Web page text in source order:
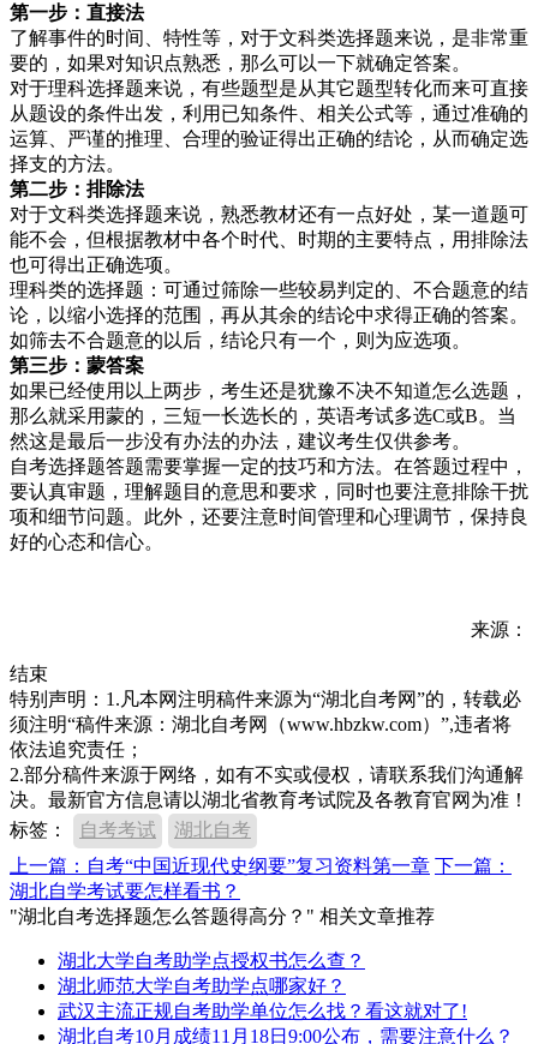
第一步：直接法
了解事件的时间、特性等，对于文科类选择题来说，是非常重
要的，如果对知识点熟悉，那么可以一下就确定答案。
对于理科选择题来说，有些题型是从其它题型转化而来可直接
从题设的条件出发，利用已知条件、相关公式等，通过准确的
运算、严谨的推理、合理的验证得出正确的结论，从而确定选
择支的方法。
第二步：排除法
对于文科类选择题来说，熟悉教材还有一点好处，某一道题可
能不会，但根据教材中各个时代、时期的主要特点，用排除法
也可得出正确选项。
理科类的选择题：可通过筛除一些较易判定的、不合题意的结
论，以缩小选择的范围，再从其余的结论中求得正确的答案。
如筛去不合题意的以后，结论只有一个，则为应选项。
第三步： 蒙答案
如果已经使用以上两步，考生还是犹豫不决不知道怎么选题，
那么就采用蒙的，三短一长选长的，英语考试多选C或B。当
然这是最后一步没有办法的办法，建议考生仅供参考。
自考选择题答题需要掌握一定的技巧和方法。在答题过程中，
要认真审题，理解题目的意思和要求，同时也要注意排除干扰
项和细节问题。此外，还要注意时间管理和心理调节，保持良
好的心态和信心。
来源：
结束
特别声明：1.凡本网注明稿件来源为“湖北自考网”的，转载必
须注明“稿件来源：湖北自考网（www.hbzkw.com）”,违者将
依法追究责任；
2.部分稿件来源于网络，如有不实或侵权，请联系我们沟通解
决。最新官方信息请以湖北省教育考试院及各教育官网为准！
标签：
自考考试
湖北自考
上一篇：自考“中国近现代史纲要”复习资料第一章 下一篇：
湖北自学考试要怎样看书？
"湖北自考选择题怎么答题得高分？" 相关文章推荐
湖北大学自考助学点授权书怎么查？
湖北师范大学自考助学点哪家好？
武汉主流正规自考助学单位怎么找？看这就对了!
湖北自考10月成绩11月18日9:00公布，需要注意什么？